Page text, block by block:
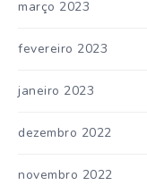
março 2023
fevereiro 2023
janeiro 2023
dezembro 2022
novembro 2022